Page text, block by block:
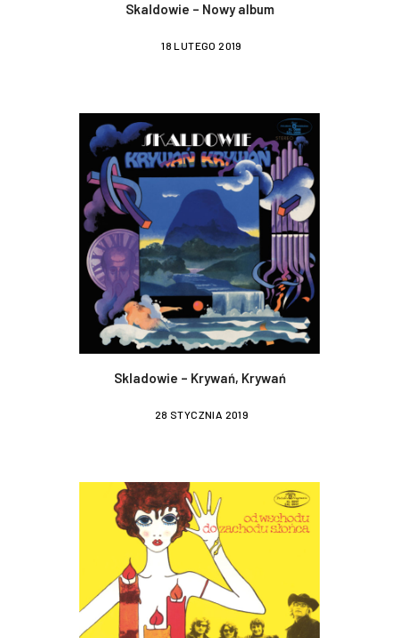
Skaldowie – Nowy album
18 LUTEGO 2019
Skladowie – Krywań, Krywań
28 STYCZNIA 2019